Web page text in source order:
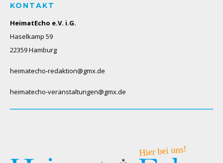
KONTAKT
HeimatEcho e.V. i.G.
Haselkamp 59
22359 Hamburg
heimatecho-redaktion@gmx.de
heimatecho-veranstaltungen@gmx.de